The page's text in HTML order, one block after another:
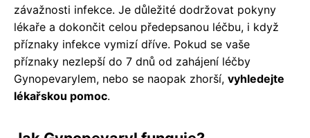
závažnosti infekce. Je důležité dodržovat pokyny
lékaře a dokončit celou předepsanou léčbu, i když
příznaky infekce vymizí dříve. Pokud se vaše
příznaky nezlepší do 7 dnů od zahájení léčby
Gynopevarylem, nebo se naopak zhorší, vyhledejte
lékařskou pomoc.